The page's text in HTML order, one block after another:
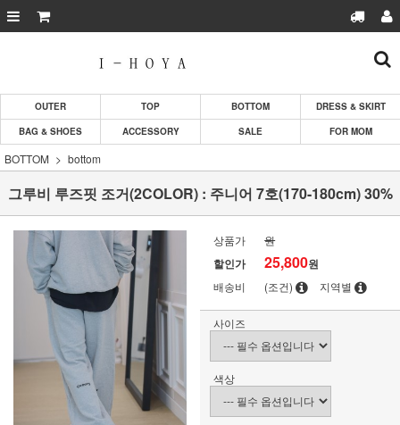
OUTER TOP BOTTOM
DRESS & SKIRT
BAG & SHOES
ACCESSORY SALE FOR MOM
BOTTOM bottom
그루비 루즈핏 조거(2COLOR) : 주니어 7호(170-180cm) 30%
상품가 원
할인가 25,800원
배송비 (조건) 지역별
사이즈
색상